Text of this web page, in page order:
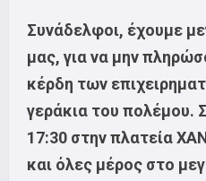
Συνάδελφοι, έχουμε
μας, για να μην
κέρδη των
γεράκια του πολέμου.
17:30 στην πλατεία
και όλες μέρος στο